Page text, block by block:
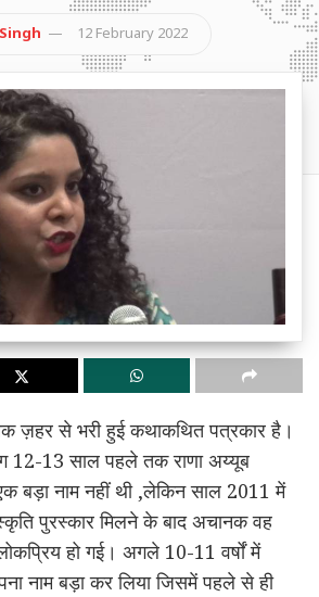
12 February 2022
ज़हर से भरी हुई कथाकथित पत्रकार है।
12-13 साल पहले तक राणा अय्यूब
एक बड़ा नाम नहीं थी ,लेकिन साल 2011 में
पुरस्कार मिलने के बाद अचानक वह
हो गई। अगले 10-11 वर्षों में
नाम बड़ा कर लिया जिसमें पहले से ही